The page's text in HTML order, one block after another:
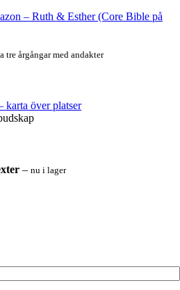
– Ruth & Esther (Core Bible på
tre årgångar med andakter
karta över platser
– nu i lager